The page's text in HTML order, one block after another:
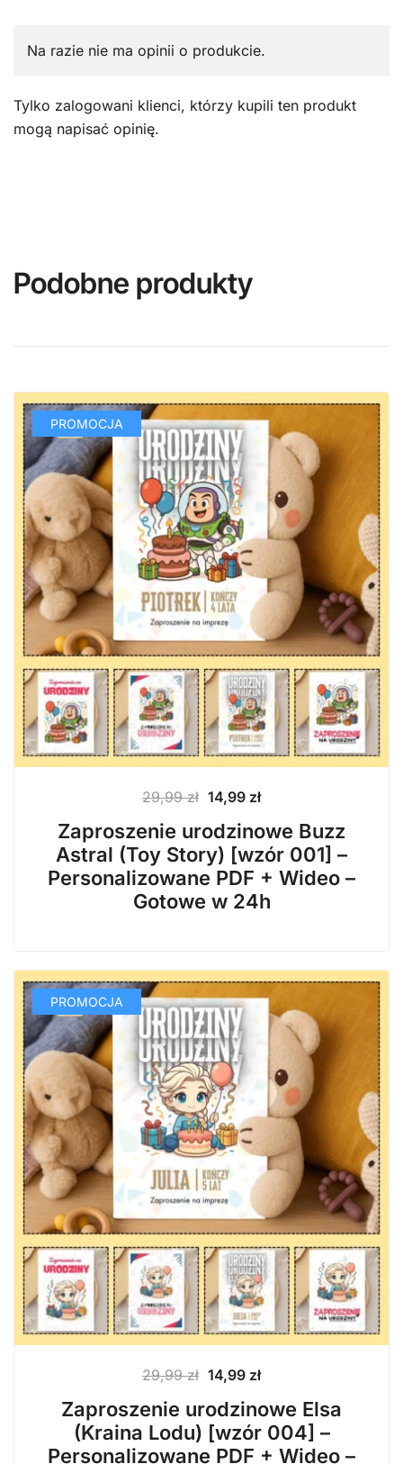
Na razie nie ma opinii o produkcie.
Tylko zalogowani klienci, którzy kupili ten produkt
mogą napisać opinię.
Podobne produkty
PROMOCJA
29,99zł Pierwotna
cena
wynosiła:
29,99 zł.
14,99 złAktualna
wynosi:
14,99 zł.
Zaproszenie urodzinowe Buzz
Astral (Toy Story) [wzór 001] –
Personalizowane PDF + Wideo –
Gotowe w 24h
PROMOCJA
29,99zł Pierwotna
cena
wynosiła:
29,99 zł.
14,99 złAktualna
wynosi:
14,99 zł.
Zaproszenie urodzinowe Elsa
(Kraina Lodu) [wzór 004] –
Personalizowane PDF + Wideo –